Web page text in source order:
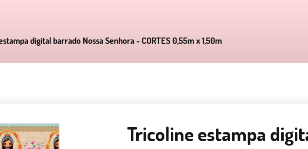
digital barrado Nossa Senhora - CORTES 0,55m x 1,50m
Tricoline estampa